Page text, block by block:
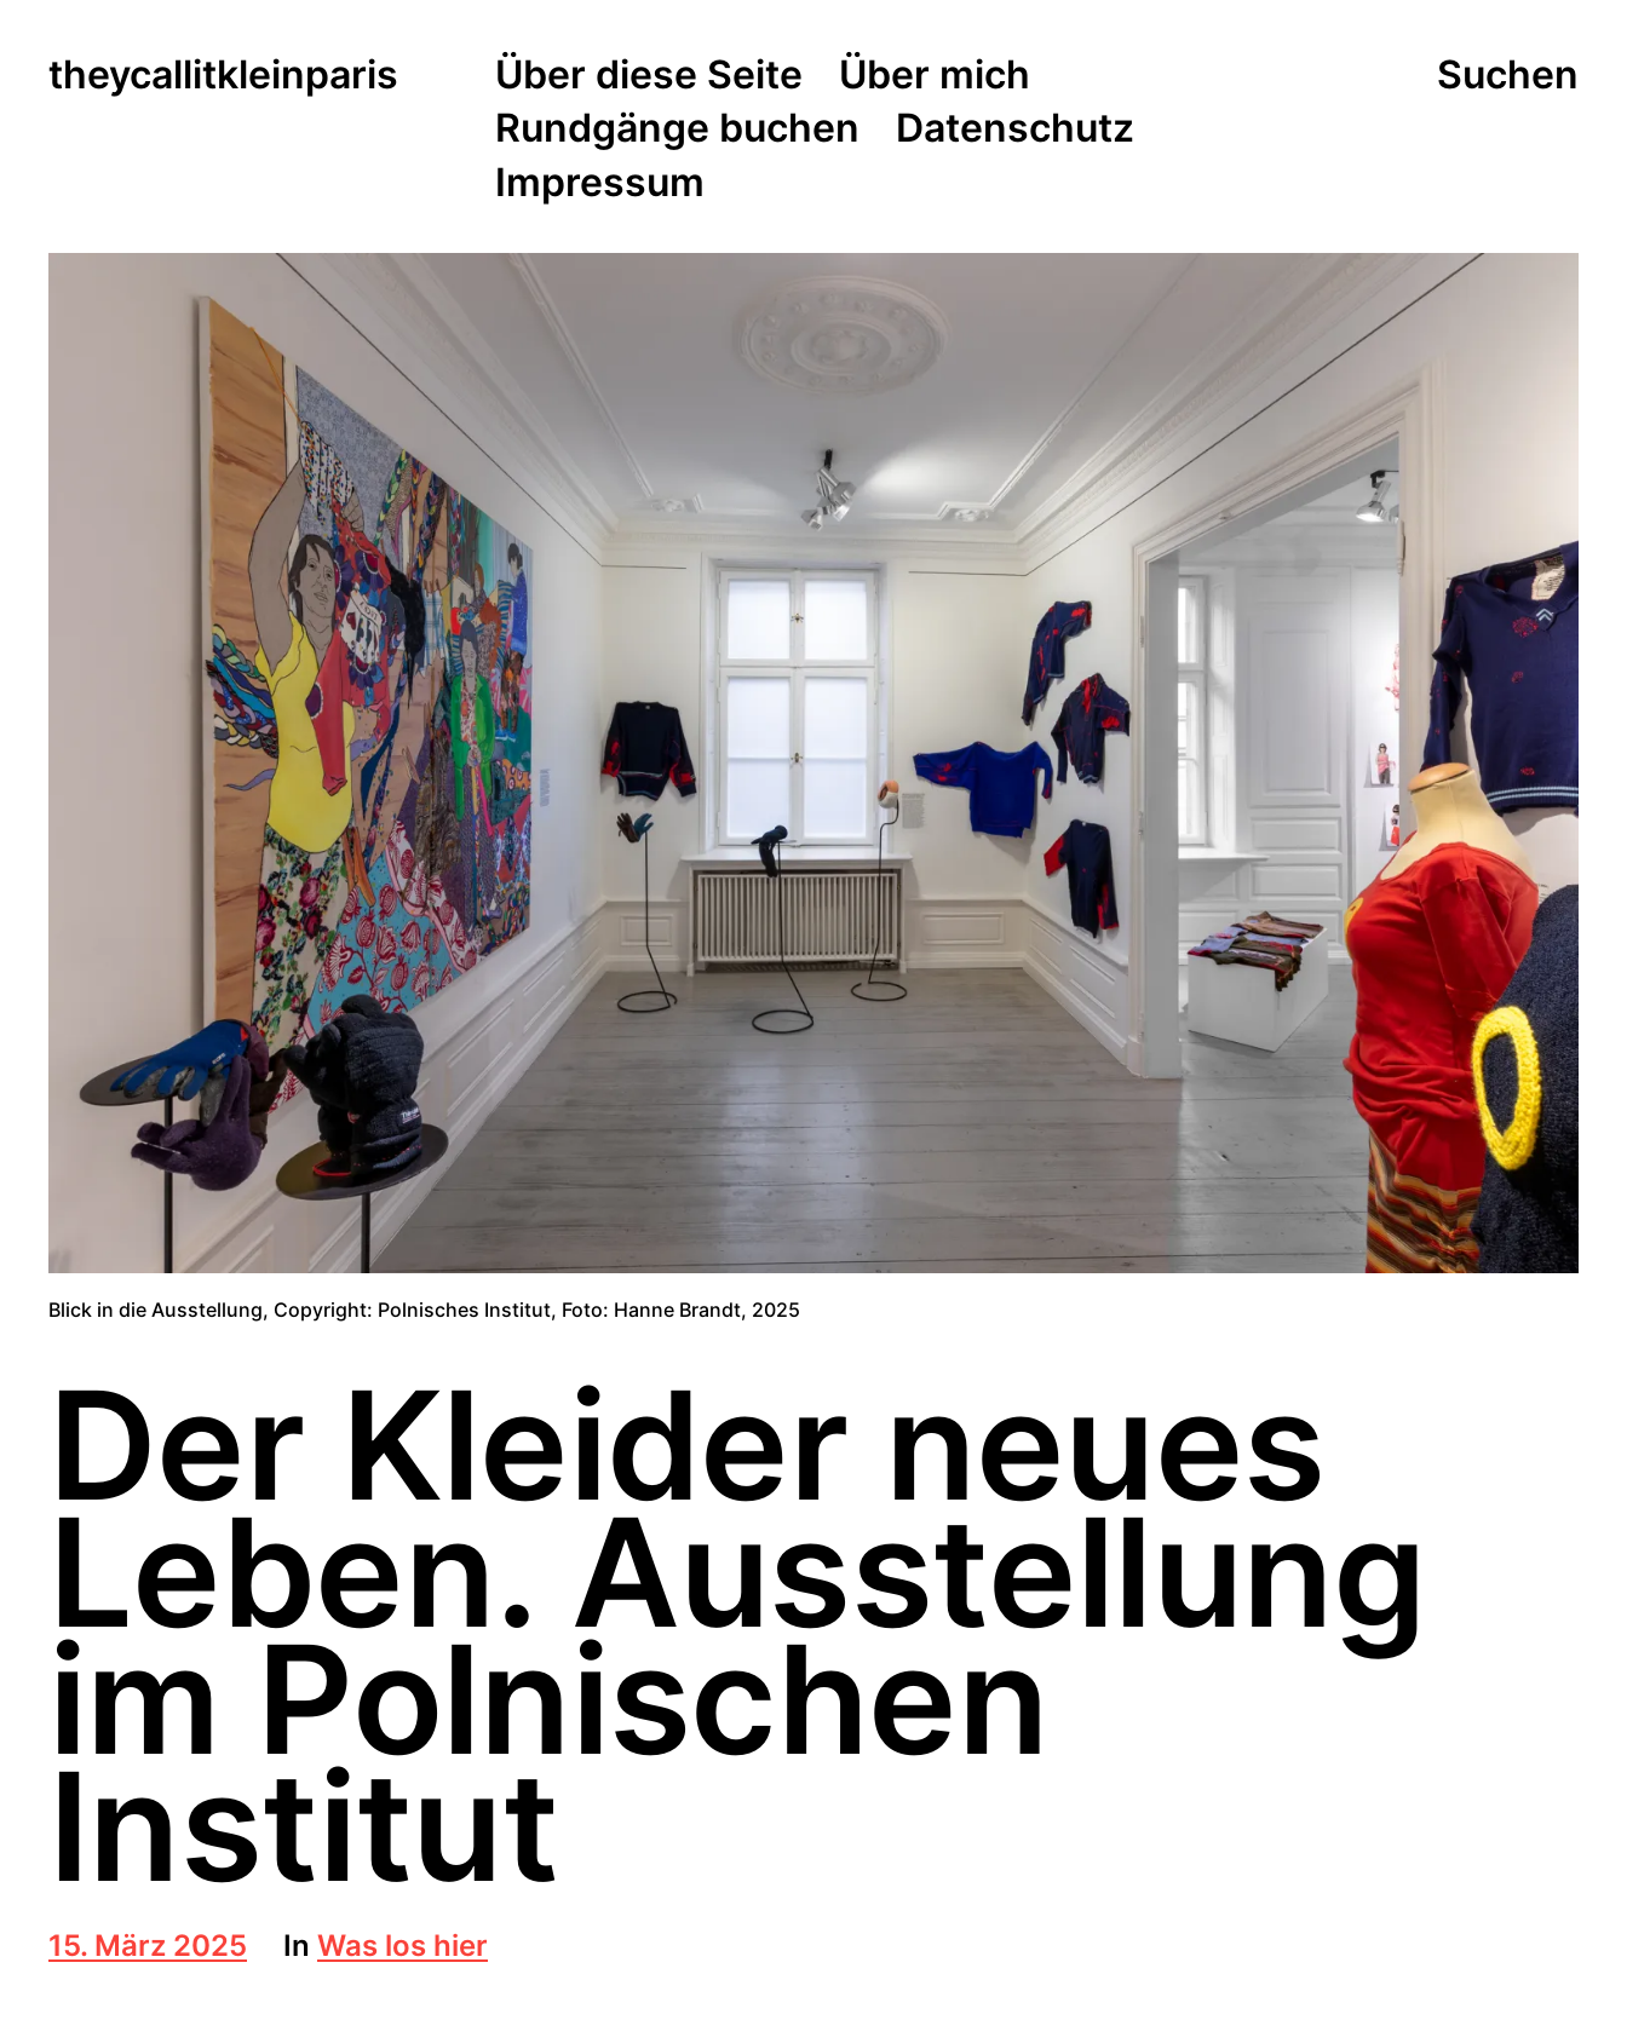
theycallitkleinparis Über diese Seite
Über mich
Rundgänge buchen
Datenschutz
Impressum
Suchen
Blick in die Ausstellung, Copyright: Polnisches Institut, Foto: Hanne Brandt, 2025
Der Kleider neues
Leben. Ausstellung
im Polnischen
Institut
B
e
15. März 2025 In Was los hier